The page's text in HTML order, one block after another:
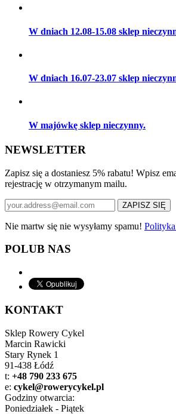
W dniach 12.08-15.08 sklep
W dniach 16.07-23.07 sklep
W majówkę sklep nieczynny.
NEWSLETTER
Zapisz się a dostaniesz 5% rabatu! Wpisz
rejestrację w otrzymanym mailu.
Nie martw się nie wysyłamy spamu!
POLUB NAS
KONTAKT
Sklep Rowery Cykel
Marcin Rawicki
Stary Rynek 1
91-438 Łódź
t: +48 790 233 675
e: cykel@rowerycykel.pl
Godziny otwarcia:
Poniedziałek - Piątek